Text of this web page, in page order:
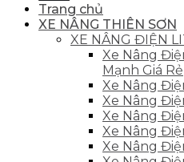
Trang chủ
XE NÂNG THIÊN SƠN
XE NÂNG ĐIỆN
Xe Nâng
Mạnh Giá Rẻ
Xe Nâng
Xe Nâng
Xe Nâng
Xe Nâng
Xe Nâng